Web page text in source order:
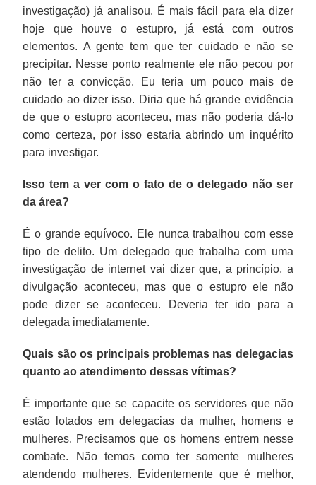
investigação) já analisou. É mais fácil para ela dizer
hoje que houve o estupro, já está com outros
elementos. A gente tem que ter cuidado e não se
precipitar. Nesse ponto realmente ele não pecou por
não ter a convicção. Eu teria um pouco mais de
cuidado ao dizer isso. Diria que há grande evidência
de que o estupro aconteceu, mas não poderia dá-lo
como certeza, por isso estaria abrindo um inquérito
para investigar.
Isso tem a ver com o fato de o delegado não ser
da área?
É o grande equívoco. Ele nunca trabalhou com esse
tipo de delito. Um delegado que trabalha com uma
investigação de internet vai dizer que, a princípio, a
divulgação aconteceu, mas que o estupro ele não
pode dizer se aconteceu. Deveria ter ido para a
delegada imediatamente.
Quais são os principais problemas nas delegacias
quanto ao atendimento dessas vítimas?
É importante que se capacite os servidores que não
estão lotados em delegacias da mulher, homens e
mulheres. Precisamos que os homens entrem nesse
combate. Não temos como ter somente mulheres
atendendo mulheres. Evidentemente que é melhor,